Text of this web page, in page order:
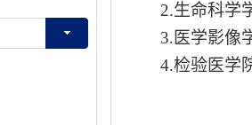
2.生命科学
3. 医学影像
4.检验医学